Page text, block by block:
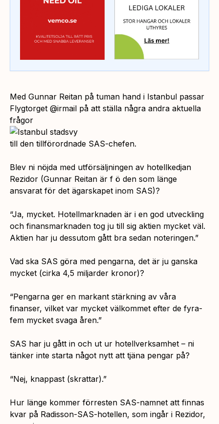
Med Gunnar Reitan på tuman hand i Istanbul passar
Flygtorget @irmail på att ställa några andra aktuella
frågor
till den tillförordnade SAS-chefen.
Blev ni nöjda med utförsäljningen av hotellkedjan
Rezidor (Gunnar Reitan är f ö den som länge
ansvarat för det ägarskapet inom SAS)?
“Ja, mycket. Hotellmarknaden är i en god utveckling
och finansmarknaden tog ju till sig aktien mycket väl.
Aktien har ju dessutom gått bra sedan noteringen.”
Vad ska SAS göra med pengarna, det är ju ganska
mycket (cirka 4,5 miljarder kronor)?
“Pengarna ger en markant stärkning av våra
finanser, vilket var mycket välkommet efter de fyra-
fem mycket svaga åren.”
SAS har ju gått in och ut ur hotellverksamhet – ni
tänker inte starta något nytt att tjäna pengar på?
“Nej, knappast (skrattar).”
Hur länge kommer förresten SAS-namnet att finnas
kvar på Radisson-SAS-hotellen, som ingår i Rezidor,